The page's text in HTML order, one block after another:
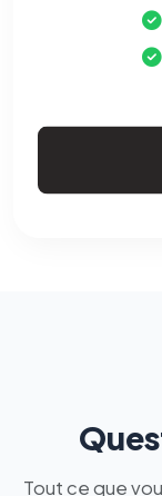
Tout ce que